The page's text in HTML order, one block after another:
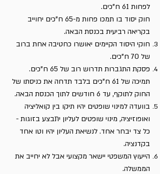
לפחות 61 ח"כים.
חוק יסוד בו תמכו פחות מ-65 ח"כים יחוייב
בקריאה רביעית בכנסת הבאה.
חוקי היסוד הקיימים יאושרו כחטיבה אחת ברוב
של 70 ח"כים.
פסקת התגברות תדרוש רוב של 65 ח"כים.
תמיכה של 61 ח"כים בלבד תדחה את כניסתו של
החוק לתוקף, עד 6 חודשים לתוך הכנסת הבאה.
בוועדה למינוי שופטים יהיו תיקו בין קואליציה
ואופוזיציה, מינוי שופטים לעליון יתבצע בזוגות -
כל צד יבחר אחד. לנשיאת העליון יהיו וטו אחד
בקדנציה.
הייעוץ המשפטי יישאר מקצועי אבל לא יחייב את
הממשלה.